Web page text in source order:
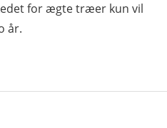
for ægte træer kun vil
år.